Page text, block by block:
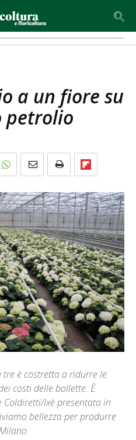
a un fiore su
petrolio
è costretta a ridurre le
costi delle bollette. È
Coldiretti/Ixè presentata in
bellezza per produrre